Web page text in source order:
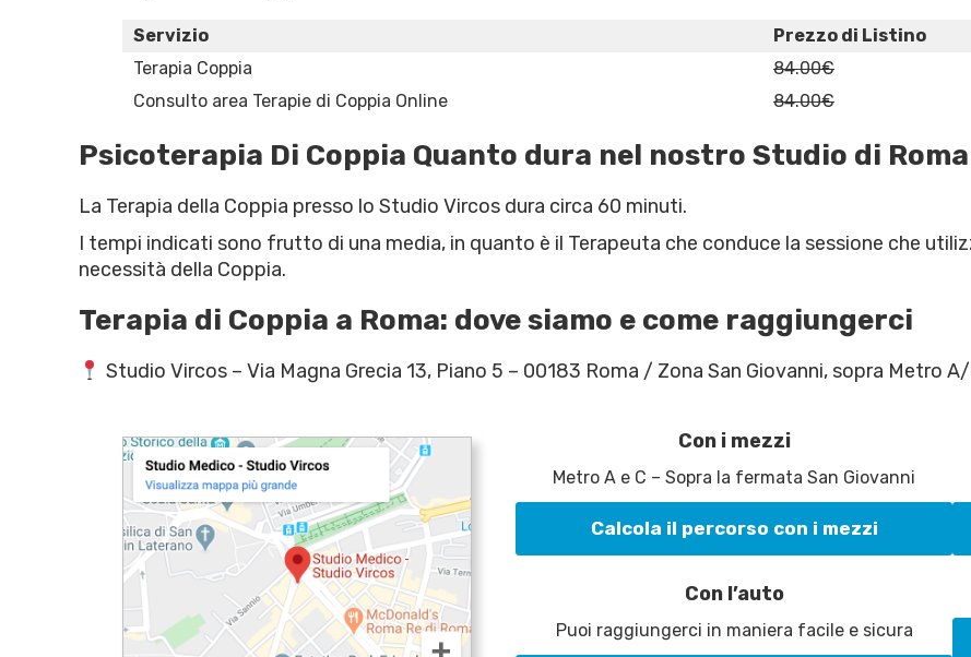
Servizio Prezzo di Listino
Terapia Coppia
84.00€
Consulto area Terapie di Coppia Online
84.00€
Psicoterapia Di Coppia Quanto dura nel nostro Studio di Roma
La Terapia della Coppia presso lo Studio Vircos dura circa 60 minuti.
I tempi indicati sono frutto di una media, in quanto è il Terapeuta che conduce la sessione che
necessità della Coppia.
Terapia di Coppia a Roma: dove siamo e come raggiungerci
Studio Vircos – Via Magna Grecia 13, Piano 5 – 00183 Roma / Zona San Giovanni, sopra Metro
Con i mezzi
Metro A e C – Sopra la fermata San Giovanni
Calcola il percorso con i mezzi
Con l’auto
Puoi raggiungerci in maniera facile e sicura